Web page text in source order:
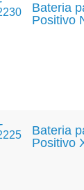
Bateria
Positivo
Bateria
Positivo